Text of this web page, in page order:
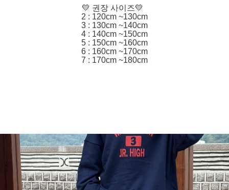
💛 권장 사이즈💛
2 : 120cm ~130cm
3 : 130cm ~140cm
4 : 140cm ~150cm
5 : 150cm ~160cm
6 : 160cm ~170cm
7 : 170cm ~180cm